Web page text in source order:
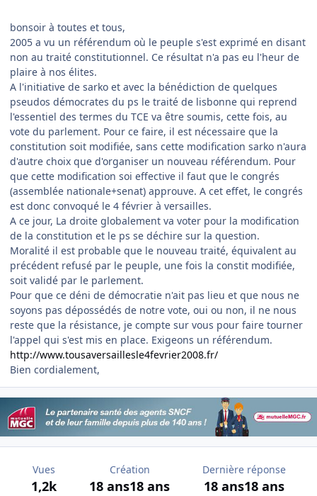
bonsoir à toutes et tous,
2005 a vu un référendum où le peuple s'est exprimé en disant
non au traité constitutionnel. Ce résultat n'a pas eu l'heur de
plaire à nos élites.
A l'initiative de sarko et avec la bénédiction de quelques
pseudos démocrates du ps le traité de lisbonne qui reprend
l'essentiel des termes du TCE va être soumis, cette fois, au
vote du parlement. Pour ce faire, il est nécessaire que la
constitution soit modifiée, sans cette modification sarko n'aura
d'autre choix que d'organiser un nouveau référendum. Pour
que cette modification soi effective il faut que le congrés
(assemblée nationale+senat) approuve. A cet effet, le congrés
est donc convoqué le 4 février à versailles.
A ce jour, La droite globalement va voter pour la modification
de la constitution et le ps se déchire sur la question.
Moralité il est probable que le nouveau traité, équivalent au
précédent refusé par le peuple, une fois la constit modifiée,
soit validé par le parlement.
Pour que ce déni de démocratie n'ait pas lieu et que nous ne
soyons pas dépossédés de notre vote, oui ou non, il ne nous
reste que la résistance, je compte sur vous pour faire tourner
l'appel qui s'est mis en place. Exigeons un référendum.
http://www.tousaversaillesle4fevrier2008.fr/
Bien cordialement,
Vues
1,2k
Création
18 ans18 ans
Dernière réponse
18 ans18 ans